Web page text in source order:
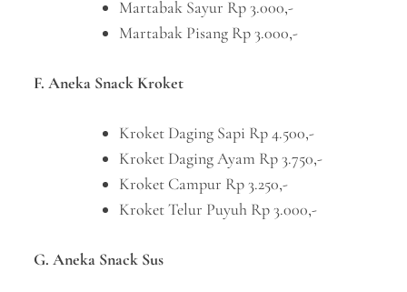
Martabak Sayur Rp 3.000,-
Martabak Pisang Rp 3.000,-
F. Aneka Snack Kroket
Kroket Daging Sapi Rp 4.500,-
Kroket Daging Ayam Rp 3.750,-
Kroket Campur Rp 3.250,-
Kroket Telur Puyuh Rp 3.000,-
G. Aneka Snack Sus